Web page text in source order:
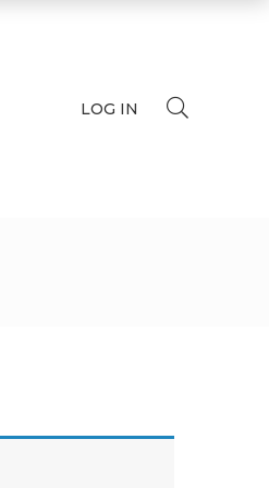
LOG IN